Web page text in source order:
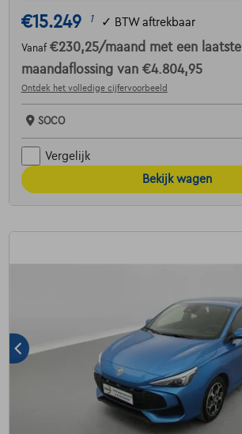
€15.249 1 ✓ BTW aftrekbaar
Vanaf €230,25/maand met een laatste
maandaflossing van €4.804,95
Ontdek het volledige cijfervoorbeeld
SOCO
Vergelijk
Bekijk wagen